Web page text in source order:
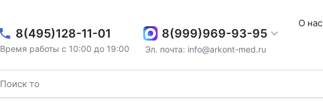
8(495)128-11-01
Время работы с 10:00 до 19:00
8(999)969-93-95
Эл. почта: info@arkont-med.ru
О нас